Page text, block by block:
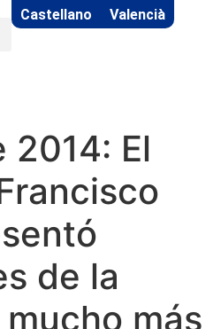
Castellano Valencià
2014: El
de la
mucho más